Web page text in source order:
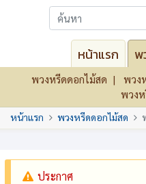
หน้าแรก พ
พวงหรีดดอกไม้สด พวง
พวง
หน้าแรก พวงหรีดดอกไม้สด
ประกาศ